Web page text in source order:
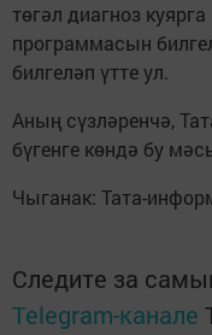
төгәл диагноз
программасын
билгеләп үтте ул.
Аның сүзләренчә,
бүгенге көндә бу
Чыганак: Тата-
Следите за
Telegram-канале